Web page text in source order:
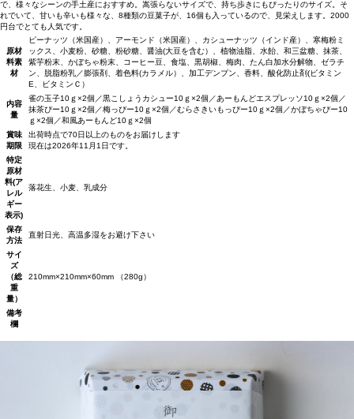
で、様々なシーンの手土産におすすめ。嵩張らないサイズで、持ち歩きにもぴったりのサイズ。そ
れでいて、甘いも辛いも様々な、8種類の豆菓子が、16個も入っているので、見栄えします。2000
円台でとても人気です。
原材
料素
材
ピーナッツ（米国産）、アーモンド（米国産）、カシューナッツ（インド産）、寒梅粉ミ
ックス、小麦粉、砂糖、粉砂糖、醤油(大豆を含む）、植物油脂、水飴、和三盆糖、抹茶、
紫芋粉末、かぼちゃ粉末、コーヒー豆、食塩、黒胡椒、梅肉、たん白加水分解物、ゼラチ
ン、脱脂粉乳／膨張剤、着色料(カラメル）、加工デンプン、香料、酸化防止剤(ビタミン
E、ビタミンＣ）
内容
量
雀の玉子10ｇ×2個／黒こしょうカシュー10ｇ×2個／あーもんどエスプレッソ10ｇ×2個／
抹茶ぴー10ｇ×2個／梅っぴー10ｇ×2個／むらさきいもっぴー10ｇ×2個／かぼちゃぴー10
ｇ×2個／和風あーもんど10ｇ×2個
賞味
期限
出荷時点で70日以上のものをお届けします
現在は2026年11月1日です。
特定
原材
料(ア
レル
ギー
表示)
落花生、小麦、乳成分
保存
方法
直射日光、高温多湿をお避け下さい
サイ
ズ
（総
重
量）
210mm×210mm×60mm （280g）
備考
欄